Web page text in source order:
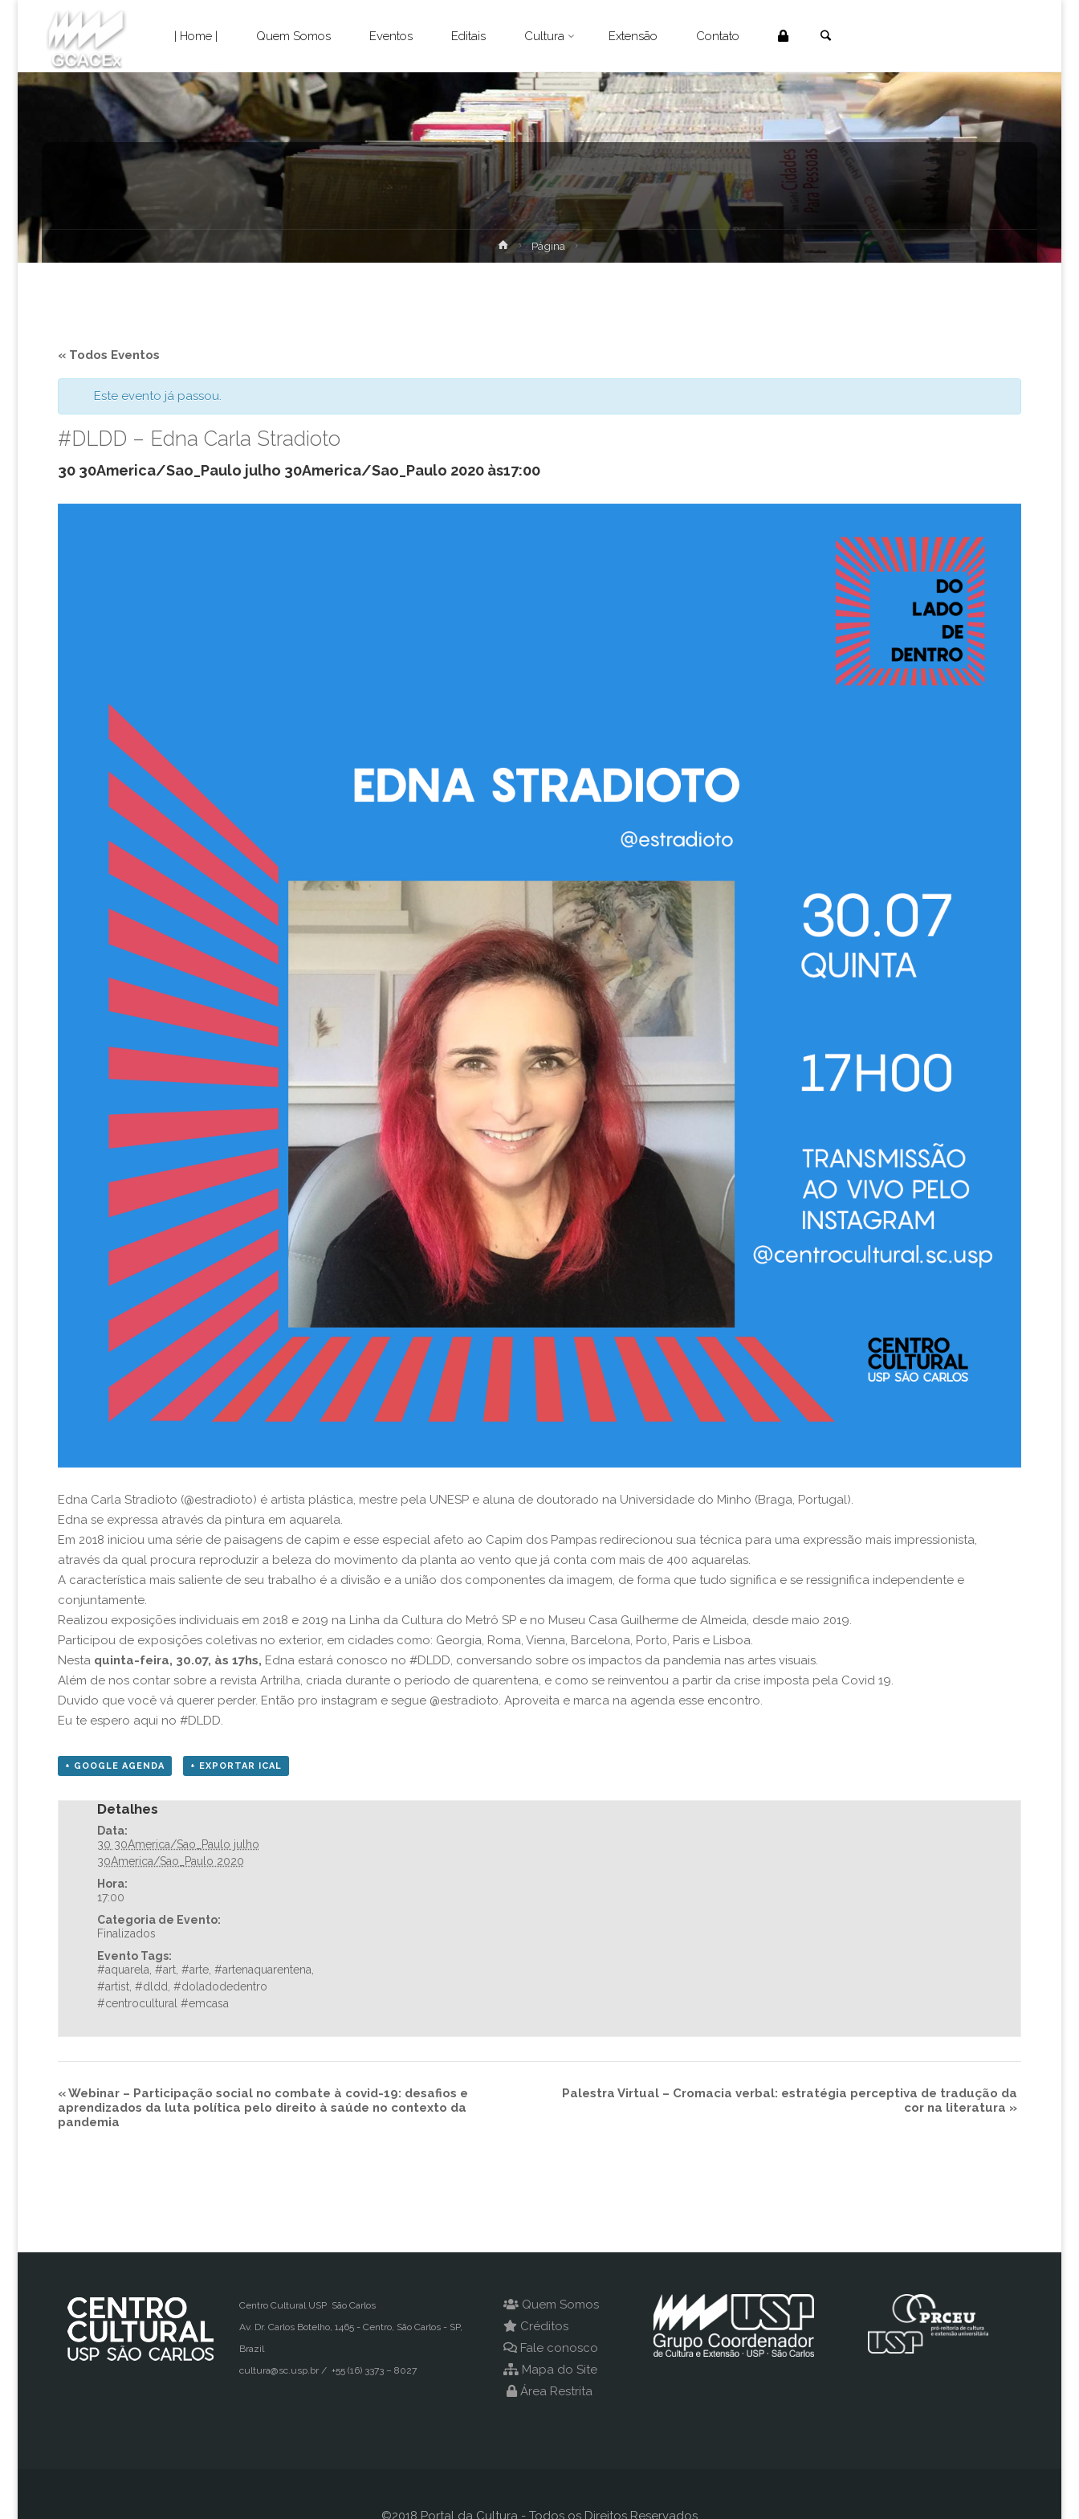
Extensão
Carlos
content
| Home | Quem Somos Eventos Editais Cultura Extensão Contato
HomePágina
« Todos Eventos
Este evento já passou.
#DLDD – Edna Carla Stradioto
30 30America/Sao_Paulo julho 30America/Sao_Paulo 2020 às17:00
Edna Carla Stradioto (@estradioto) é artista plástica, mestre pela UNESP e aluna de doutorado na Universidade do Minho (Braga, Portugal).
Edna se expressa através da pintura em aquarela.
Em 2018 iniciou uma série de paisagens de capim e esse especial afeto ao Capim dos Pampas redirecionou sua técnica para uma expressão mais impressionista,
através da qual procura reproduzir a beleza do movimento da planta ao vento que já conta com mais de 400 aquarelas.
A característica mais saliente de seu trabalho é a divisão e a união dos componentes da imagem, de forma que tudo significa e se ressignifica independente e
conjuntamente.
Realizou exposições individuais em 2018 e 2019 na Linha da Cultura do Metrô SP e no Museu Casa Guilherme de Almeida, desde maio 2019.
Participou de exposições coletivas no exterior, em cidades como: Georgia, Roma, Vienna, Barcelona, Porto, Paris e Lisboa.
Nesta quinta-feira, 30.07, às 17hs, Edna estará conosco no #DLDD, conversando sobre os impactos da pandemia nas artes visuais.
Além de nos contar sobre a revista Artrilha, criada durante o período de quarentena, e como se reinventou a partir da crise imposta pela Covid 19.
Duvido que você vá querer perder. Então pro instagram e segue @estradioto. Aproveita e marca na agenda esse encontro.
Eu te espero aqui no #DLDD.
+ GOOGLE AGENDA + EXPORTAR ICAL
Detalhes
Data:
30 30America/Sao_Paulo julho
30America/Sao_Paulo 2020
Hora:
17:00
Categoria de Evento:
Finalizados
Evento Tags:
#aquarela, #art, #arte, #artenaquarentena,
#artist, #dldd, #doladodedentro
#centrocultural #emcasa
«Webinar – Participação social no combate à covid-19: desafios e
aprendizados da luta política pelo direito à saúde no contexto da
pandemia
Palestra Virtual – Cromacia verbal: estratégia perceptiva de tradução da
cor na literatura »
Centro Cultural USP São Carlos
Av. Dr. Carlos Botelho, 1465 - Centro, São Carlos - SP,
Brazil
cultura@sc.usp.br / +55 (16) 3373 – 8027
Quem Somos
Créditos
Fale conosco
Mapa do Site
Área Restrita
©2018 Portal da Cultura - Todos os Direitos Reservados